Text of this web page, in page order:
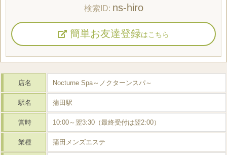
ns-hiro
簡単お友達登録はこちら
店名 Nocturne Spa～ノクターンスパ～
駅名 蒲田駅
営時 10:00～翌3:30（最終受付は翌2:00）
業種 蒲田メンズエステ